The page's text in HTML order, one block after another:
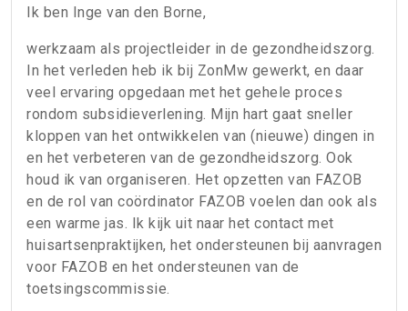
Ik ben Inge van den Borne,
werkzaam als projectleider in de gezondheidszorg.
In het verleden heb ik bij ZonMw gewerkt, en daar
veel ervaring opgedaan met het gehele proces
rondom subsidieverlening. Mijn hart gaat sneller
kloppen van het ontwikkelen van (nieuwe) dingen in
en het verbeteren van de gezondheidszorg. Ook
houd ik van organiseren. Het opzetten van FAZOB
en de rol van coördinator FAZOB voelen dan ook als
een warme jas. Ik kijk uit naar het contact met
huisartsenpraktijken, het ondersteunen bij aanvragen
voor FAZOB en het ondersteunen van de
toetsingscommissie.